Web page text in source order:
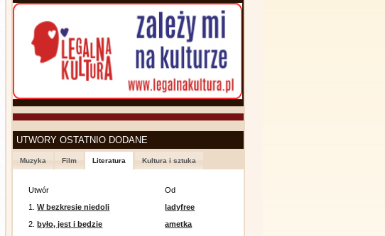
UTWORY OSTATNIO DODANE
Muzyka Film Literatura Kultura i sztuka
Utwór
Od
1.W bezkresie niedoli
ladyfree
2.było, jest i będzie
ametka